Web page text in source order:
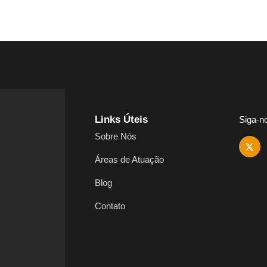
Links Úteis
Sobre Nós
Áreas de Atuação
Blog
Contato
Siga-